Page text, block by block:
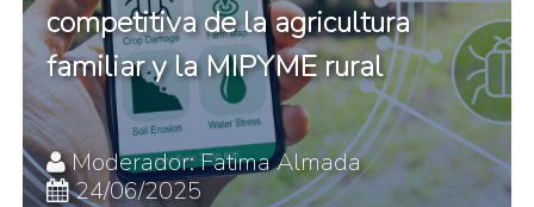
competitiva de la agricultura
familiar y la MIPYME rural
Moderador: Fatima Almada
24/06/2025